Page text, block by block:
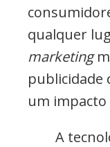
qualquer
marketing
publicidade
um impacto
A